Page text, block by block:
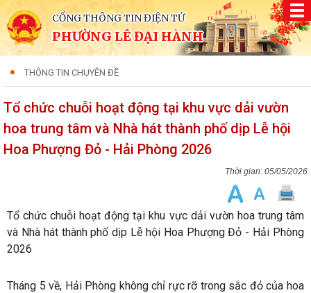
CỔNG THÔNG TIN ĐIỆN TỬ
PHƯỜNG LÊ ĐẠI HÀNH
THÔNG TIN CHUYÊN ĐỀ
Tổ chức chuỗi hoạt động tại khu vực dải vườn
hoa trung tâm và Nhà hát thành phố dịp Lễ hội
Hoa Phượng Đỏ - Hải Phòng 2026
05/05/2026
Tổ chức chuỗi hoạt động tại khu vực dải vườn hoa trung tâm
và Nhà hát thành phố dịp Lễ hội Hoa Phượng Đỏ - Hải Phòng
2026
Tháng 5 về, Hải Phòng không chỉ rực rỡ trong sắc đỏ của hoa